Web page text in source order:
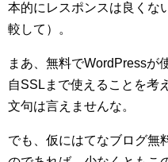
本的にレスポンスは良くな
較して）。
まあ、無料でWordPressが
自SSLまで使えることを考
文句は言えませんな。
でも、仮にはてなブログ無